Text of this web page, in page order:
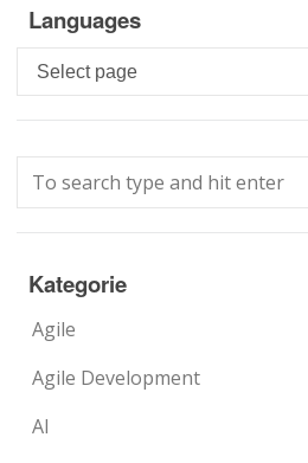
Languages
Languages
Kategorie
Agile
Agile Development
AI